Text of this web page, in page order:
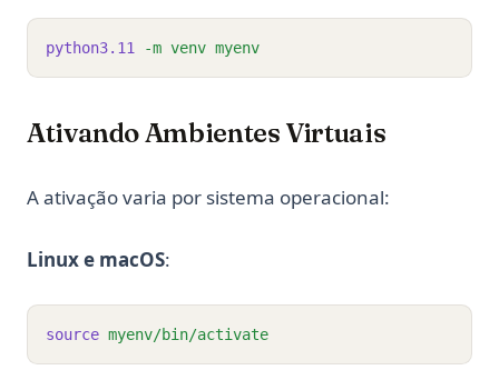
python3.11 -m venv myenv
Ativando Ambientes Virtuais
A ativação varia por sistema operacional:
Linux e macOS:
source myenv/bin/activate